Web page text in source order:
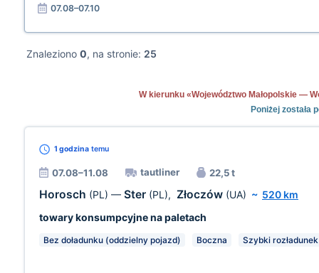
07.08–07.10
Znaleziono 0, na stronie: 25
W kierunku «Województwo Małopolskie —
Poniżej została
1 godzina temu
07.08–11.08 tautliner 22,5 t
Horosch (PL) — Ster (PL), Złoczów (UA) ~ 520 km
towary konsumpcyjne na paletach
Bez doładunku (oddzielny pojazd) Boczna Szybki rozładunek